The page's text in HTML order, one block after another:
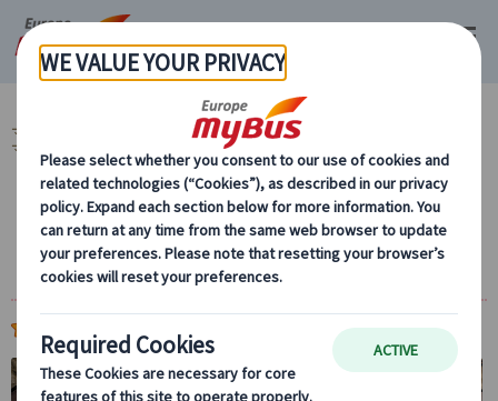
マイバス・ヨーロッパ イタリア (45) ローマ (31)
マ発 バチカン美術館・サン・ピエトロ大聖堂 (5)
日本語ガイドと巡るバチカン美術館・システ
ィーナ礼拝堂 特別通路で大聖堂へ直行！